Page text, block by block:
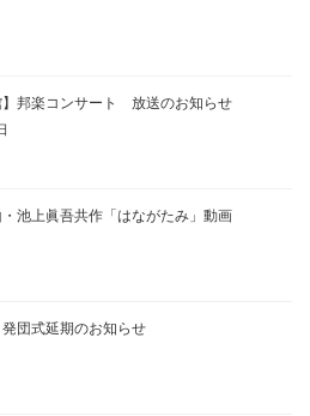
】邦楽コンサート 放送のお知らせ
池上眞吾共作「はながたみ」動画
団式延期のお知らせ